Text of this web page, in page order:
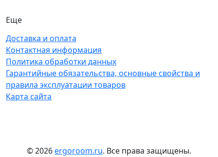
Еще
Доставка и оплата
Контактная информация
Политика обработки данных
Гарантийные обязательства, основные свойства и
правила эксплуатации товаров
Карта сайта
© 2026ergoroom.ru. Все права защищены.